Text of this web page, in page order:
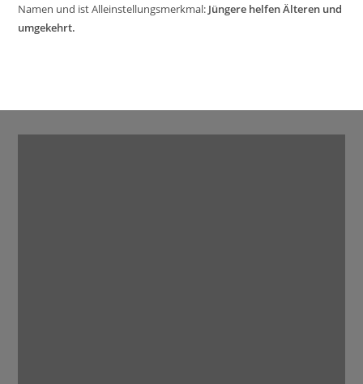
Namen und ist Alleinstellungsmerkmal: Jüngere helfen Älteren und
umgekehrt.